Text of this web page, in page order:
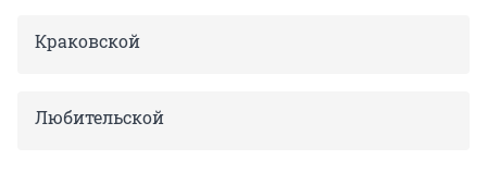
Краковской
Любительской